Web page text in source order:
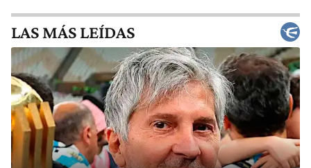
LAS MÁS LEÍDAS